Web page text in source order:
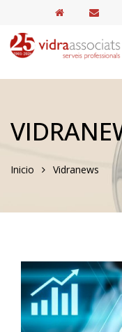
Inicio Vidranews